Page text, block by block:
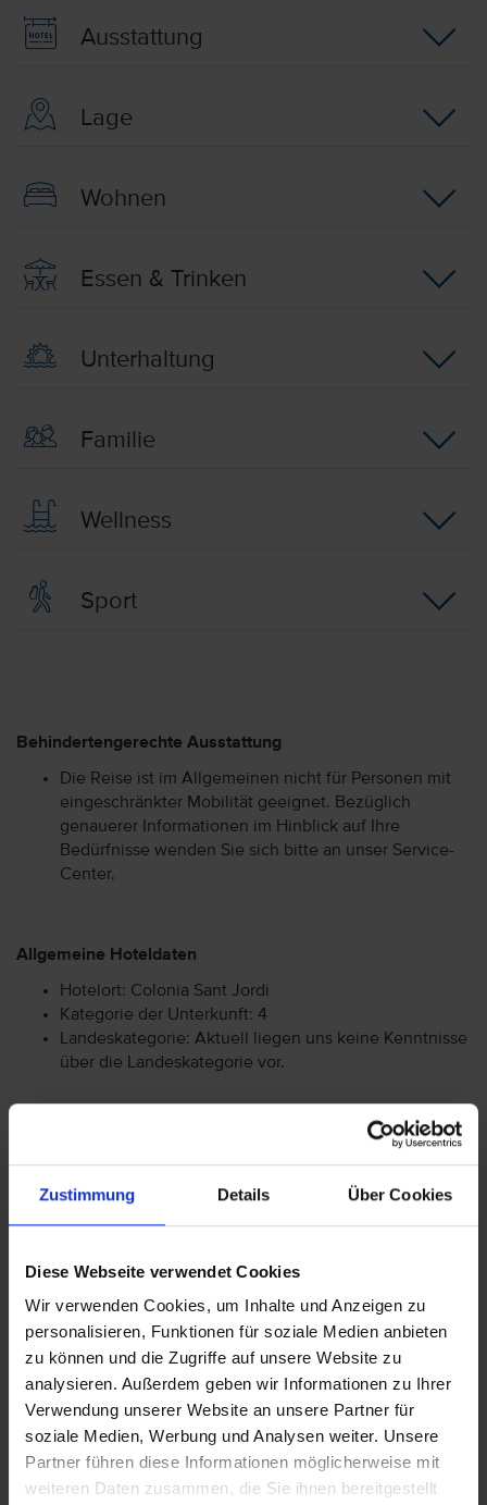
Zustimmung Details Über Cookies
Diese Webseite verwendet Cookies
Wir verwenden Cookies, um Inhalte und Anzeigen zu
personalisieren, Funktionen für soziale Medien anbieten
zu können und die Zugriffe auf unsere Website zu
analysieren. Außerdem geben wir Informationen zu Ihrer
Verwendung unserer Website an unsere Partner für
soziale Medien, Werbung und Analysen weiter. Unsere
Partner führen diese Informationen möglicherweise mit
weiteren Daten zusammen, die Sie ihnen bereitgestellt
Ausstattung
Lage
Wohnen
Essen & Trinken
Unterhaltung
Familie
Wellness
Sport
Behindertengerechte Ausstattung
Die Reise ist im Allgemeinen nicht für Personen mit
eingeschränkter Mobilität geeignet. Bezüglich
genauerer Informationen im Hinblick auf Ihre
Bedürfnisse wenden Sie sich bitte an unser Service-
Center.
Allgemeine Hoteldaten
Hotelort: Colonia Sant Jordi
Kategorie der Unterkunft: 4
Landeskategorie: Aktuell liegen uns keine Kenntnisse
über die Landeskategorie vor.
Achtung: Bitte beachten Sie, dass der Check-In am
Flughafen bei einigen Fluggesellschaften kostenpflichtig
ist. Freigepäck und Verpflegung während des Fluges
Informationen zu Fluggesellschaften
Wir möchten Sie darauf aufmerksam machen, dass Sie am
Ankunftstag ab 15 Uhr (örtliche Abweichung vorbehalten) in
Ihr Hotel einchecken können. An Ihrem Abreisetag können
Sie Ihr Zimmer bis 11 Uhr (örtliche Abweichung vorbehalten)
nutzen. Bitte beachten Sie, dass es bei Nur-Hotel-
Buchungen vorkommen kann, dass der Hotelier einen
Nachweis der Anreise aus einem EU-Land oder der Schweiz
fordert. Sollte ein derartiger Nachweis nicht gelingen, kann